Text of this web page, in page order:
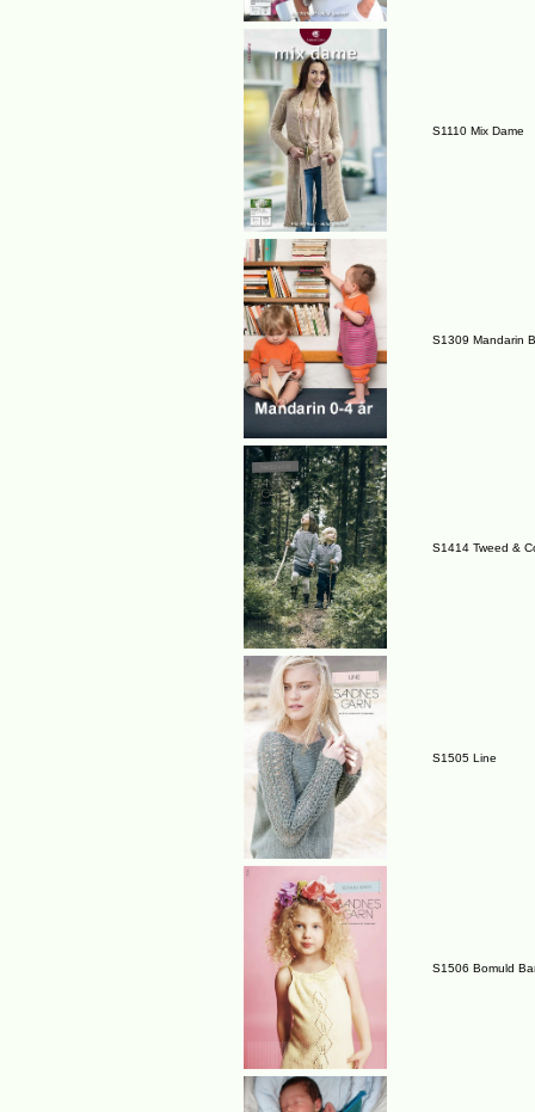
S1110 Mix Dame
S1309 Mandarin
S1414 Tweed &
S1505 Line
S1506 Bomuld